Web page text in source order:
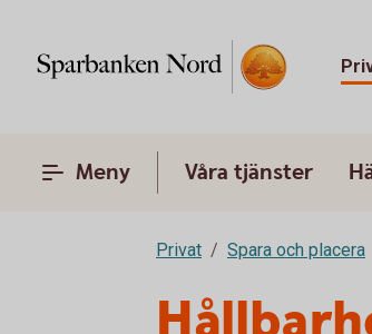
Meny Våra tjänster
Privat Spara och placera